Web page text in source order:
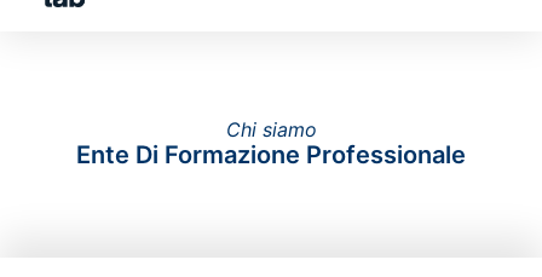
Chi siamo
Ente Di Formazione Professionale